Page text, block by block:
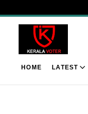
HOME LATEST